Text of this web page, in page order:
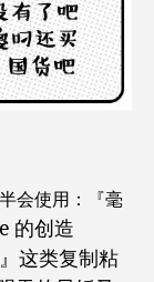
会使用：『毫
的创造
这类复制粘